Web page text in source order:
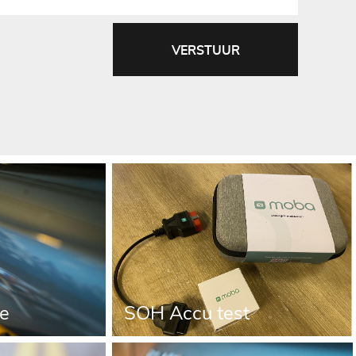
VERSTUUR
SOH Accu test
SOH Accu test
/ lease Verzekering